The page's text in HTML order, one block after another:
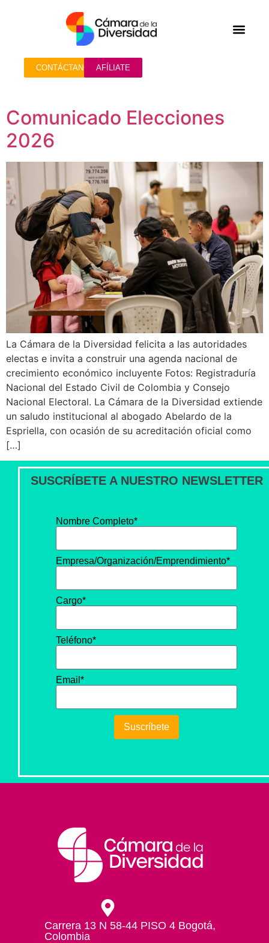
CONTÁCTANOS AFÍLIATE
Comunicado Elecciones
2026
La Cámara de la Diversidad felicita a las autoridades
electas e invita a construir una agenda nacional de
crecimiento económico incluyente Fotos: Registraduría
Nacional del Estado Civil de Colombia y Consejo
Nacional Electoral. La Cámara de la Diversidad extiende
un saludo institucional al abogado Abelardo de la
Espriella, con ocasión de su acreditación oficial como
[…]
SUSCRÍBETE A NUESTRO NEWSLETTER
Nombre Completo*
Empresa/Organización/Emprendimiento*
Cargo*
Teléfono*
Email*
Suscríbete
Carrera 13 N 58-44 PISO 4 Bogotá,
Colombia